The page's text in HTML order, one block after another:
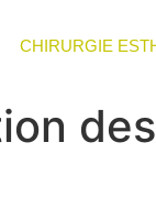
CHIRURGIE
des